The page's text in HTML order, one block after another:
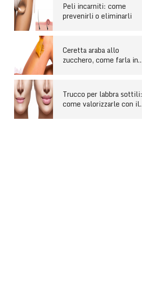
Peli incarniti: come
prevenirli o eliminarli
Ceretta araba allo
zucchero, come farla in
Trucco per labbra sottili:
come valorizzarle con il